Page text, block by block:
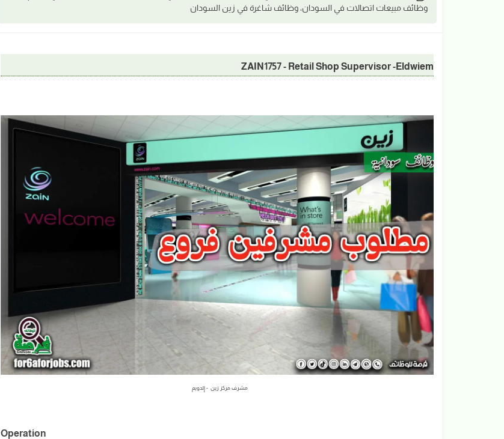
وظائف مبيعات اتصالات في السودان، وظائف شاغرة في زين السودان
ZAIN1757 - Retail Shop Supervisor -Eldwiem
مشرف مركز زين - إلدويم
Operation